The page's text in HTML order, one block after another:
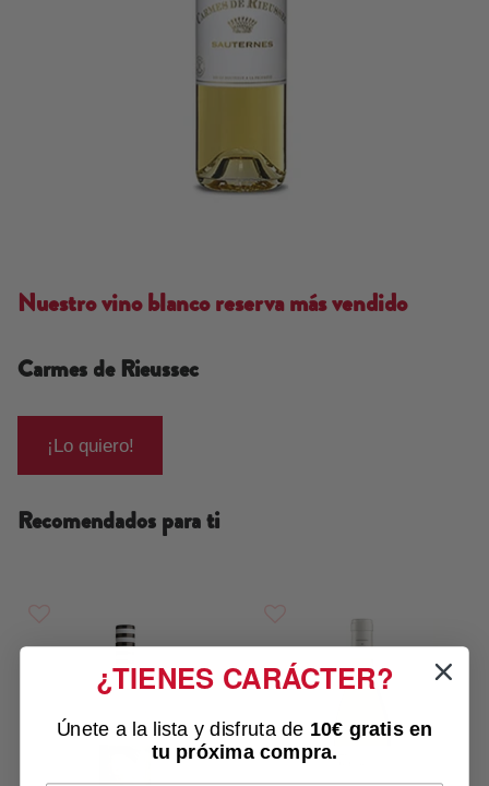
Nuestro vino blanco reserva más vendido
Carmes de Rieussec
¡Lo quiero!
Recomendados para ti
¿TIENES CARÁCTER?
Únete a la lista y disfruta de 10€ gratis en
tu próxima compra.